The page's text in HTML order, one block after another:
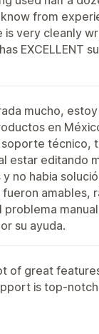
from
is very cleanly
EXCELLENT
mucho,
en
técnico,
estar editando
no habia
amables,
problema
su ayuda.
of great
is top-